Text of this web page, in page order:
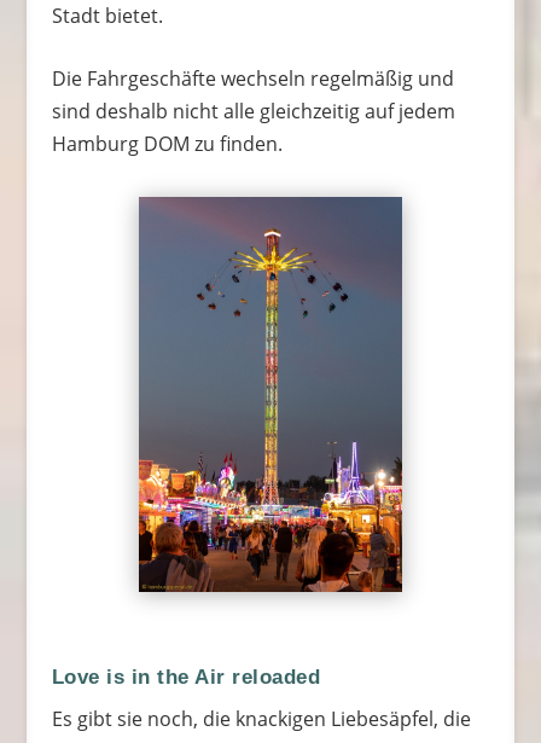
Stadt bietet.
Die Fahrgeschäfte wechseln regelmäßig und
sind deshalb nicht alle gleichzeitig auf jedem
Hamburg DOM zu finden.
Love is in the Air reloaded
Es gibt sie noch, die knackigen Liebesäpfel, die